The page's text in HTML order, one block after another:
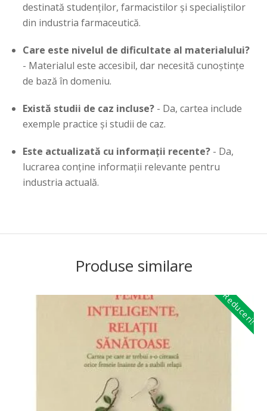
destinată studenților, farmacistilor și specialiștilor
din industria farmaceutică.
Care este nivelul de dificultate al materialului?
- Materialul este accesibil, dar necesită cunoștințe
de bază în domeniu.
Există studii de caz incluse? - Da, cartea include
exemple practice și studii de caz.
Este actualizată cu informații recente? - Da,
lucrarea conține informații relevante pentru
industria actuală.
Produse similare
Reduceri!